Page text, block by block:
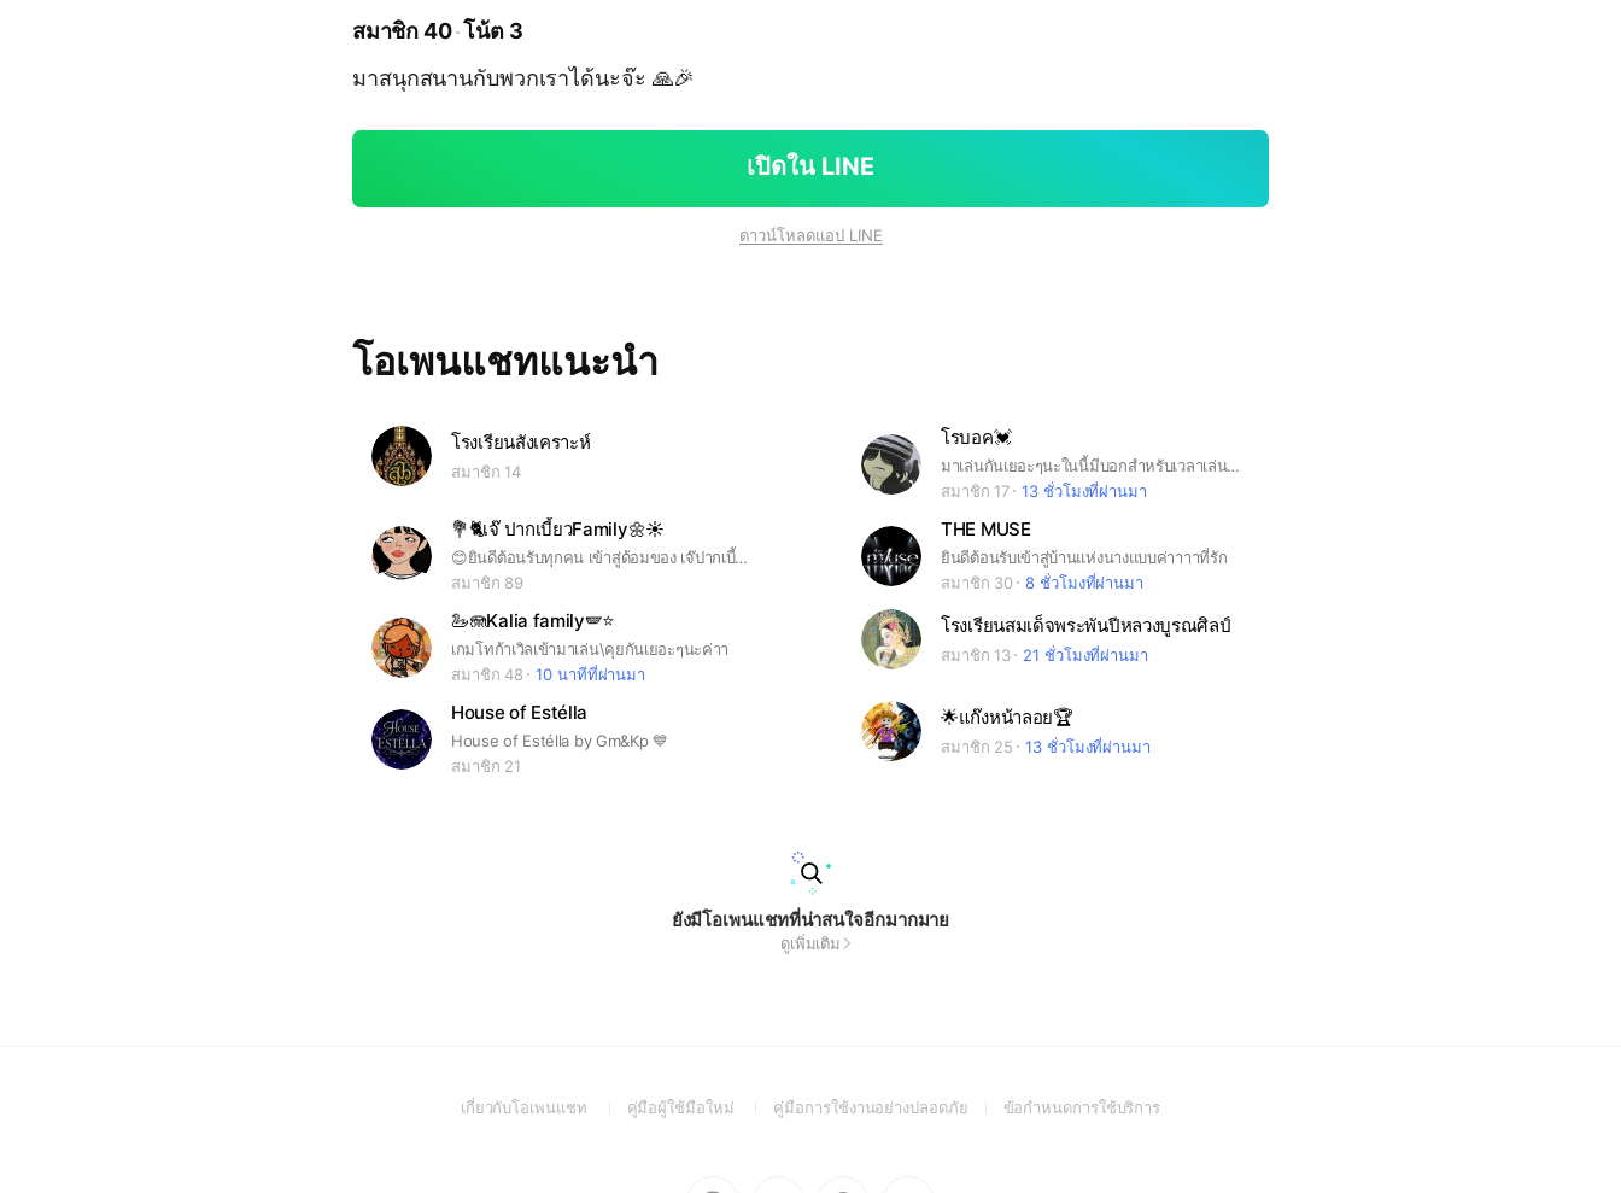
สมาชิก 40 โน้ต 3
มาสนุกสนานกับพวกเราได้นะจ๊ะ 🙏🎉
เปิดใน LINE
ดาวน์โหลดแอป LINE
โอเพนแชทแนะนำ
โรงเรียนสังเคราะห์
สมาชิก 14
โรบอค💓
มาเล่นกันเยอะๆนะในนี้มีบอกสำหรับเวลาเล่นด้วยน้าา
สมาชิก 17
13 ชั่วโมงที่ผ่านมา
💐🐈เจ๊ ปากเบี้ยวFamily🌼☀️
😊ยินดีต้อนรับทุกคน เข้าสู่ด้อมของ เจ๊ปากเบี้ยว 🫦คร่ะ📍กฏของกลุ่มนี้คือ📍1.ห้ามเกิดการทะเลาะวิวาตกัน🤬2.ห้ามส่งลิ้งอะไรก็ตามเกิน1ชม.⏰3.ไม่ว่าจะเกิดอะไรขึ้น เราทุกคนต้องช่วยกันแก้ไขปัญหา🤑4.ถ้าจะไลฟ์ทอร์กให้ทักมาหาเจ๊ หรือ จะทักไปในด้อมก็ได้😻5.ใครมีข้อเสนอชื่อ เรื่องละครสามารถ ทักมาในด้อมได้ คร่ะ🎥🎬 ใครฝ่าฝืนจะถูกเตะออกทันทีคร่ะ🫶🏻🙌🏻
สมาชิก 89
THE MUSE
ยินดีต้อนรับเข้าสู่บ้านแห่งนางแบบค่าาาาที่รัก
สมาชิก 30
8 ชั่วโมงที่ผ่านมา
🦢🪼Kalia family🪽⭐️
เกมโทก้าเวิลเข้ามาเล่น\คุยกันเยอะๆนะค่าา
สมาชิก 48
10 นาทีที่ผ่านมา
โรงเรียนสมเด็จพระพันปีหลวงบูรณศิลป์
สมาชิก 13 21 ชั่วโมงที่ผ่านมา
House of Estélla
House of Estélla by Gm&Kp 💙
สมาชิก 21
🌟แก๊งหน้าลอย🏆
สมาชิก 25 13 ชั่วโมงที่ผ่านมา
ยังมีโอเพนแชทที่น่าสนใจอีกมากมาย
ดูเพิ่มเติม
เกี่ยวกับโอเพนแชท
(Openคู่มือผู้ใช้มือใหม่
(Openคู่มือการใช้งานอย่างปลอดภัย(Openข้อกำหนดการใช้บริการ(Open
Go Go